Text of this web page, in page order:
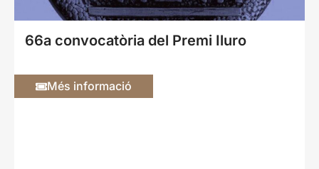
66a convocatòria del Premi Iluro
Més informació